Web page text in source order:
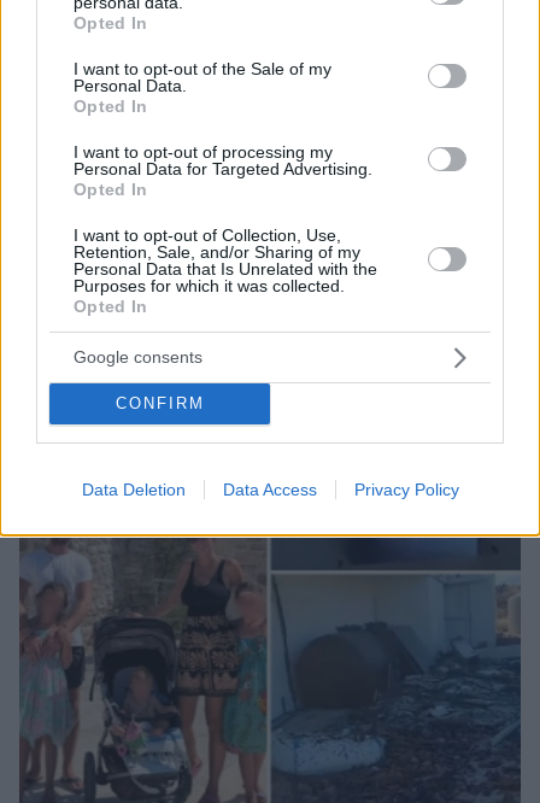
grant or deny consent to Google and its third-party tags to
use your data for below specified purposes in below Google
consent section.
Opted In
I want to opt-out of the Sale of my
Personal Data.
Opted In
I want to opt-out of processing my
Personal Data for Targeted Advertising.
Opted In
I want to opt-out of Collection, Use,
Retention, Sale, and/or Sharing of my
Personal Data that Is Unrelated with the
Purposes for which it was collected.
Opted In
Google consents
CONFIRM
Data Deletion Data Access Privacy Policy
Χιροσίμα 6 Αυγούστου 1945: Όταν το «Μικρό
Αγόρι» σκότωσε 80.000 ανθρώπους
06.08.2026, 07:56